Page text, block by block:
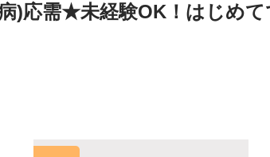
病)応需★未経験OK！はじめ